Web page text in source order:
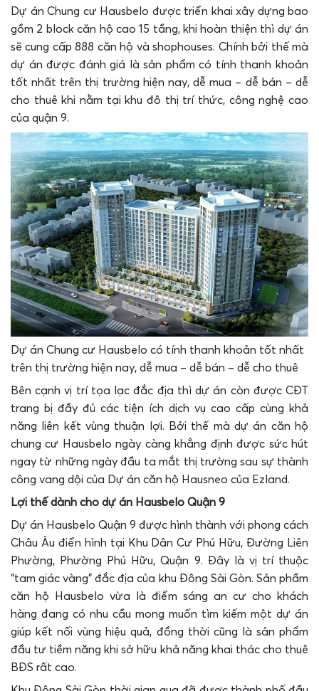
Dự án Chung cư Hausbelo được triển khai xây dựng bao
gồm 2 block căn hộ cao 15 tầng, khi hoàn thiện thì dự án
sẽ cung cấp 888 căn hộ và shophouses. Chính bởi thế mà
dự án được đánh giá là sản phẩm có tính thanh khoản
tốt nhất trên thị trường hiện nay, dễ mua – dễ bán – dễ
cho thuê khi nằm tại khu đô thị trí thức, công nghệ cao
của quận 9.
Dự án Chung cư Hausbelo có tính thanh khoản tốt nhất
trên thị trường hiện nay, dễ mua – dễ bán – dễ cho thuê
Bên cạnh vị trí tọa lạc đắc địa thì dự án còn được CĐT
trang bị đầy đủ các tiện ích dịch vụ cao cấp cùng khả
năng liên kết vùng thuận lợi. Bởi thế mà dự án căn hộ
chung cư Hausbelo ngày càng khẳng định được sức hút
ngay từ những ngày đầu ta mắt thị trường sau sự thành
công vang dội của Dự án căn hộ Hausneo của Ezland.
Lợi thế dành cho dự án Hausbelo Quận 9
Dự án Hausbelo Quận 9 được hình thành với phong cách
Châu Âu điển hình tại Khu Dân Cư Phú Hữu, Đường Liên
Phường, Phường Phú Hữu, Quận 9. Đây là vị trí thuộc
“tam giác vàng” đắc địa của khu Đông Sài Gòn. Sản phẩm
căn hộ Hausbelo vừa là điểm sáng an cư cho khách
hàng đang có nhu cầu mong muốn tìm kiếm một dự án
giúp kết nối vùng hiệu quả, đồng thời cũng là sản phẩm
đầu tư tiềm năng khi sở hữu khả năng khai thác cho thuê
BĐS rất cao.